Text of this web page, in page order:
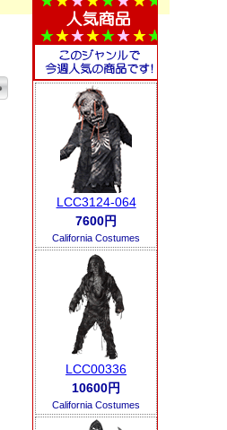
LCC3124-064
7600円
California Costumes
LCC00336
10600円
California Costumes